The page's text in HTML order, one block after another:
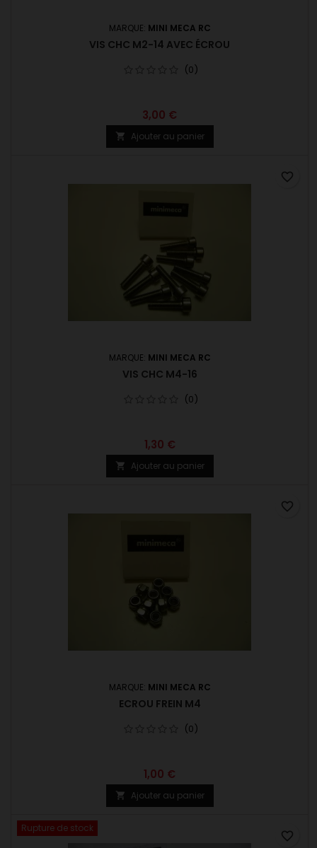
MARQUE: MINI MECA RC
VIS CHC M2-14 AVEC ÉCROU
(0)
3,00 €
 Ajouter au panier
MARQUE: MINI MECA RC
VIS CHC M4-16
(0)
1,30 €
 Ajouter au panier
favorite_border
MARQUE: MINI MECA RC
ECROU FREIN M4
(0)
1,00 €
 Ajouter au panier
favorite_border
Rupture de stock
favorite_border